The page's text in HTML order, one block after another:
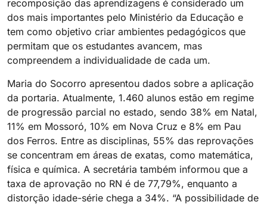
recomposição das aprendizagens é considerado um
dos mais importantes pelo Ministério da Educação e
tem como objetivo criar ambientes pedagógicos que
permitam que os estudantes avancem, mas
compreendem a individualidade de cada um.
Maria do Socorro apresentou dados sobre a aplicação
da portaria. Atualmente, 1.460 alunos estão em regime
de progressão parcial no estado, sendo 38% em Natal,
11% em Mossoró, 10% em Nova Cruz e 8% em Pau
dos Ferros. Entre as disciplinas, 55% das reprovações
se concentram em áreas de exatas, como matemática,
física e química. A secretária também informou que a
taxa de aprovação no RN é de 77,79%, enquanto a
distorção idade-série chega a 34%. “A possibilidade de